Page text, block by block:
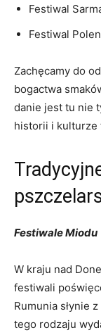
Festiwal
Festiwal
Zachęcamy do
⁢bogactwa
danie⁤ jest‍ tu nie
historii ⁢i kulturze
Festiwale Miodu
W kraju nad
festiwali
Rumunia ‌słynie‍
tego​ rodzaju